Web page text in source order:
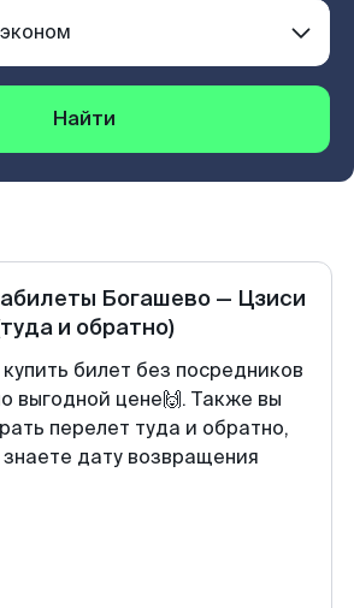
Найти
Богашево— Цзиси
и обратно)
билет без посредников
выгодной цене🙌. Также вы
перелет туда и обратно,
дату возвращения